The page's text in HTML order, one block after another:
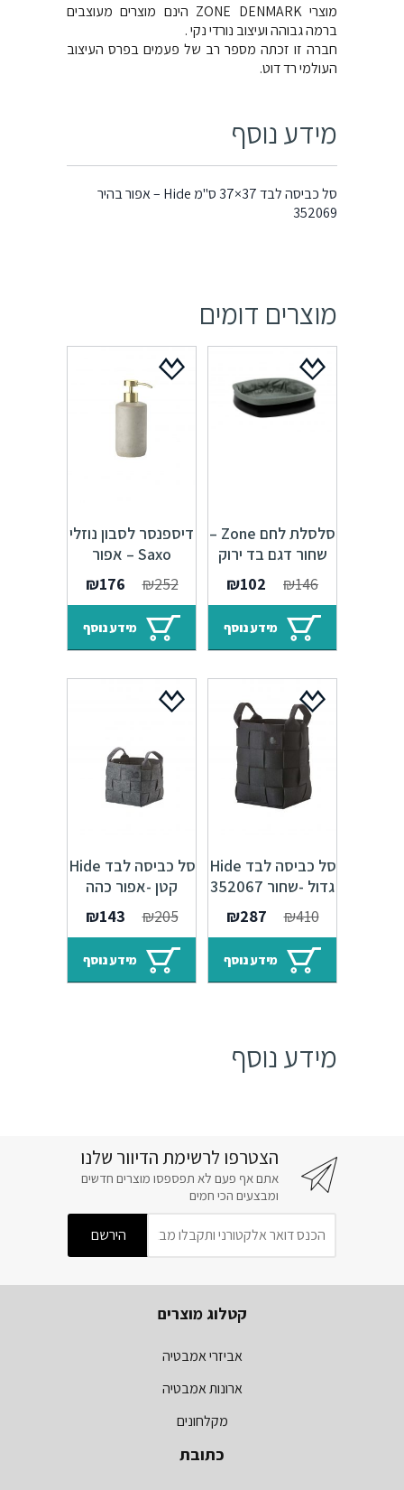
מוצרי ZONE DENMARK הינם מוצרים מעוצבים
ברמה גבוהה ועיצוב נורדי נקי .
חברה זו זכתה מספר רב של פעמים בפרס העיצוב
העולמי רד דוט.
מידע נוסף
סל כביסה לבד 37×37 ס"מ Hide – אפור בהיר
352069
מוצרים דומים
סלסלת לחם Zone –
שחור דגם בד ירוק
₪146
המחיר
המקורי
היה:
₪146.
₪102
הנוכחי
הוא:
₪102.
מידע נוסף
דיספנסר לסבון נוזלי
Saxo – אפור
352051
₪252
המחיר
המקורי
היה:
₪252.
₪176
הנוכחי
הוא:
₪176.
מידע נוסף
סל כביסה לבד Hide
גדול -שחור 352067
₪410
המחיר
המקורי
היה:
₪410.
₪287
הנוכחי
הוא:
₪287.
מידע נוסף
סל כביסה לבד Hide
קטן -אפור כהה
352065
₪205
המחיר
המקורי
היה:
₪205.
₪143
הנוכחי
הוא:
₪143.
מידע נוסף
מידע נוסף
הצטרפו לרשימת הדיוור שלנו
אתם אף פעם לא תפספסו מוצרים חדשים
ומבצעים הכי חמים
קטלוג מוצרים
אביזרי אמבטיה
ארונות אמבטיה
מקלחונים
כתובת